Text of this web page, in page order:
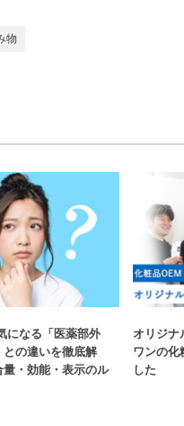
物
になる「医薬部外
の違いを徹底解
・効能・表示のル
オリジナ
ワンの化
した